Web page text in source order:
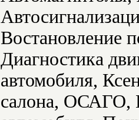
Востановление
Диагностика
автомобиля,
салона, ОСАГО,